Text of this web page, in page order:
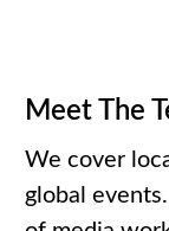
Meet The
We cover
global